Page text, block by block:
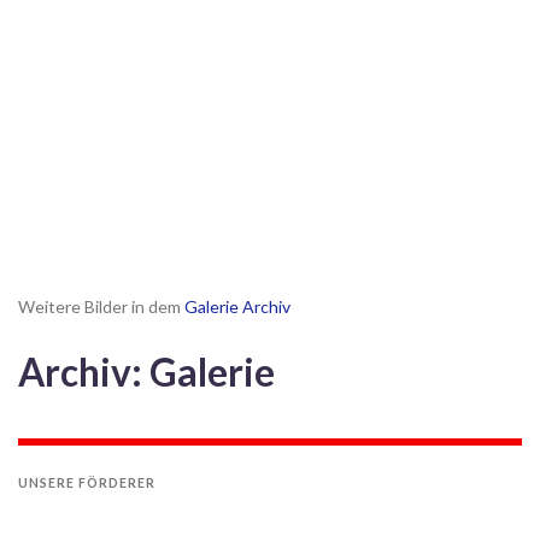
Weitere Bilder in dem Galerie Archiv
Archiv: Galerie
UNSERE FÖRDERER